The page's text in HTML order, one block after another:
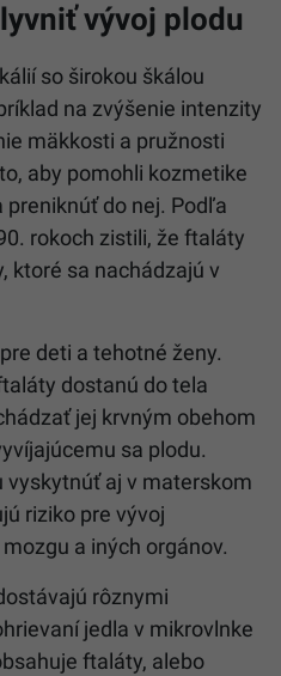
vývoj plodu
so širokou škálou
na zvýšenie intenzity
mäkkosti a pružnosti
aby pomohli kozmetike
do nej. Podľa
rokoch zistili, že ftaláty
ktoré sa nachádzajú v
deti a tehotné ženy.
dostanú do tela
jej krvným obehom
sa plodu.
vyskytnúť aj v materskom
riziko pre vývoj
a iných orgánov.
rôznymi
jedla v mikrovlnke
ftaláty, alebo